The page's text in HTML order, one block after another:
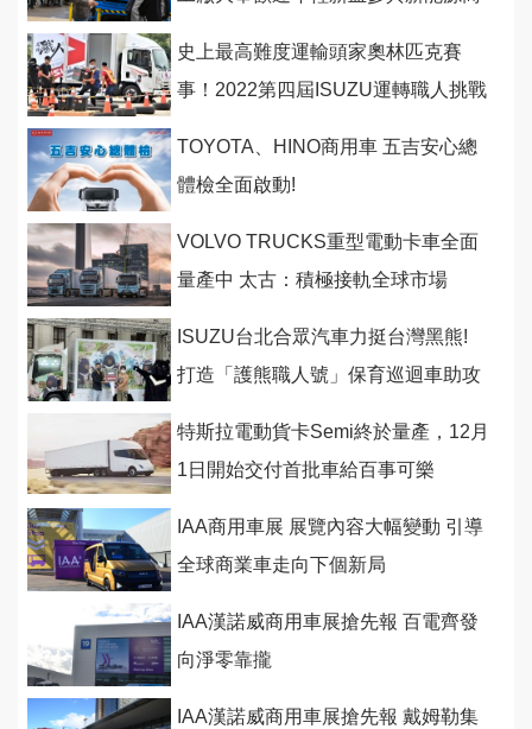
史上最高難度運輸頭家奧林匹克賽
事！2022第四屆ISUZU運轉職人挑戰
TOYOTA、HINO商用車 五吉安心總
體檢全面啟動!
VOLVO TRUCKS重型電動卡車全面
量產中 太古：積極接軌全球市場
ISUZU台北合眾汽車力挺台灣黑熊!
打造「護熊職人號」保育巡迴車助攻
特斯拉電動貨卡Semi終於量產，12月
1日開始交付首批車給百事可樂
IAA商用車展 展覽內容大幅變動 引導
全球商業車走向下個新局
IAA漢諾威商用車展搶先報 百電齊發
向淨零靠攏
IAA漢諾威商用車展搶先報 戴姆勒集